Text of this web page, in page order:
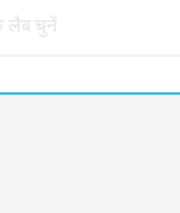
लैब चुनें